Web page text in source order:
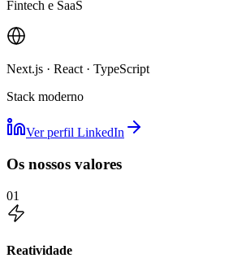
Fintech e SaaS
Next.js · React · TypeScript
Stack moderno
Ver perfil LinkedIn
Os nossos valores
01
Reatividade